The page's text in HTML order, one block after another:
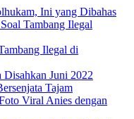
Ini yang Dibahas
Tambang Ilegal
Ilegal di
Juni 2022
Tajam
Viral Anies dengan